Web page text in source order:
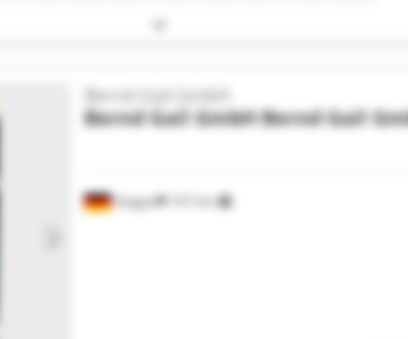
Haiger 167 km
Bernd Gail GmbH
Bernd Gail GmbHBernd Gail